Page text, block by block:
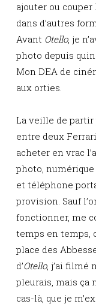
ajouter ou
dans d’autres
Avant Otello, je
photo depuis
Mon DEA de
aux orties.
La veille de partir
entre deux
acheter en vrac
photo, numérique
et téléphone
provision. Sauf
fonctionner, me
temps en temps,
place des
d’Otello, j’ai filmé
pleurais, mais ça
cas-là, que je